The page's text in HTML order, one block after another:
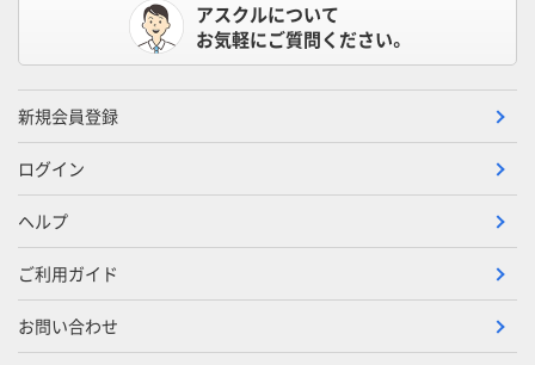
アスクルについて
お気軽にご質問ください。
新規会員登録
ログイン
ヘルプ
ご利用ガイド
お問い合わせ